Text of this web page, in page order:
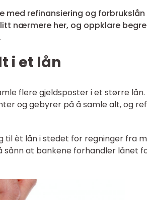
med refinansiering og
nærmere her, og oppklare
i et lån
flere gjeldsposter i et større
og gebyrer på å samle alt, og
èt lån i stedet for regninger fra
at bankene forhandler lånet